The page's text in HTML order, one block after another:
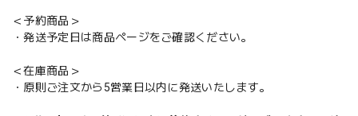
＜予約商品＞
・発送予定日は商品ページをご確認ください。
＜在庫商品＞
・原則ご注文から5営業日以内に発送いたします。